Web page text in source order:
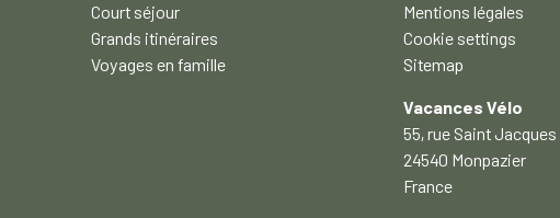
Court séjour
Grands itinéraires
Voyages en famille
Mentions légales
Cookie settings
Sitemap
Vacances Vélo
55, rue Saint Jacques
24540 Monpazier
France